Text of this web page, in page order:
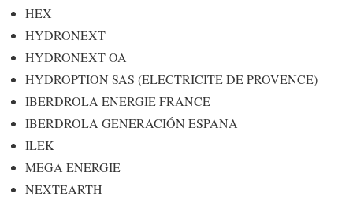
HEX
HYDRONEXT
HYDRONEXT OA
HYDROPTION SAS (ELECTRICITE DE PROVENCE)
IBERDROLA ENERGIE FRANCE
IBERDROLA GENERACIÓN ESPANA
ILEK
MEGA ENERGIE
NEXTEARTH